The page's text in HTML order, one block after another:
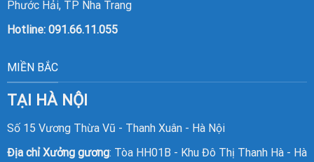
Phước Hải, TP Nha Trang
Hotline: 091.66.11.055
MIỀN BẮC
TẠI HÀ NỘI
Số 15 Vương Thừa Vũ - Thanh Xuân - Hà Nội
Địa chỉ Xưởng gương: Tòa HH01B - Khu Đô Thị Thanh Hà - Hà